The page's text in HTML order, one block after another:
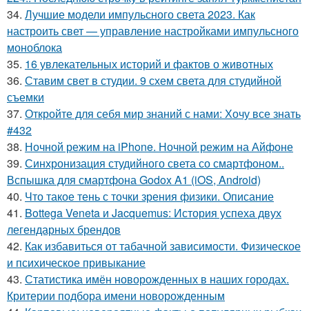
34. Лучшие модели импульсного света 2023. Как
настроить свет — управление настройками импульсного
моноблока
35. 16 увлекательных историй и фактов о животных
36. Ставим свет в студии. 9 схем света для студийной
съемки
37. Откройте для себя мир знаний с нами: Хочу все знать
#432
38. Ночной режим на iPhone. Ночной режим на Айфоне
39. Синхронизация студийного света со смартфоном..
Вспышка для смартфона Godox A1 (iOS, Android)
40. Что такое тень с точки зрения физики. Описание
41. Bottega Veneta и Jacquemus: История успеха двух
легендарных брендов
42. Как избавиться от табачной зависимости. Физическое
и психическое привыкание
43. Статистика имён новорожденных в наших городах.
Критерии подбора имени новорожденным